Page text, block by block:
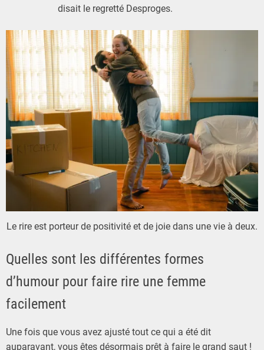
disait le regretté Desproges.
Le rire est porteur de positivité et de joie dans une vie à deux.
Quelles sont les différentes formes
d’humour pour faire rire une femme
facilement
Une fois que vous avez ajusté tout ce qui a été dit
auparavant, vous êtes désormais prêt à faire le grand saut !